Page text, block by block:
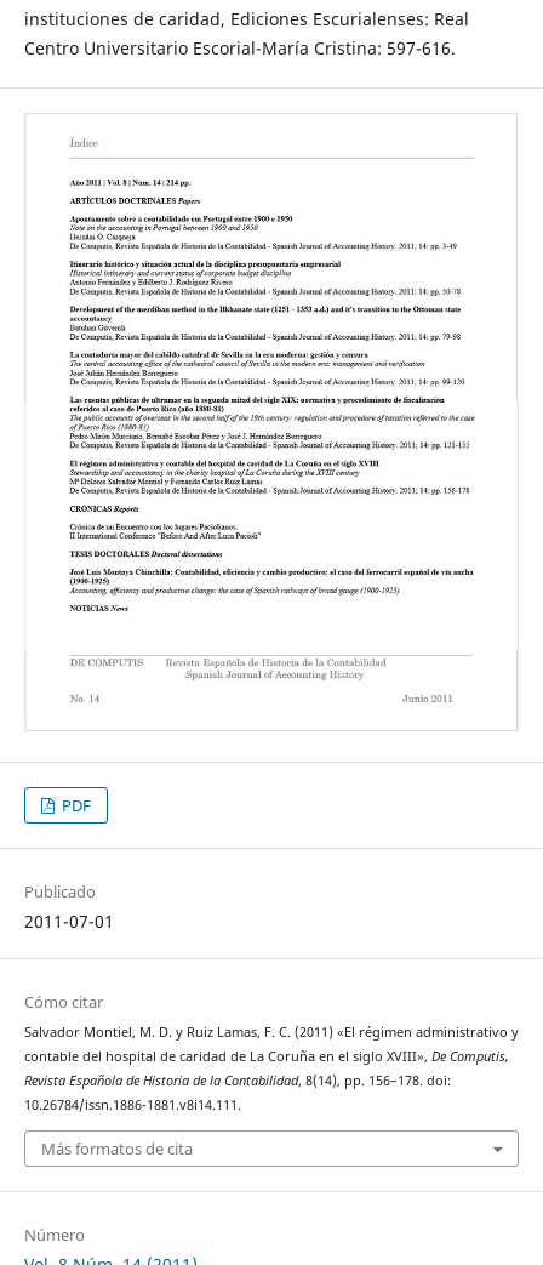
instituciones de caridad, Ediciones Escurialenses: Real
Centro Universitario Escorial-María Cristina: 597-616.
PDF
Publicado
2011-07-01
Cómo citar
Salvador Montiel, M. D. y Ruiz Lamas, F. C. (2011) «El régimen administrativo y
contable del hospital de caridad de La Coruña en el siglo XVIII», De Computis,
Revista Española de Historia de la Contabilidad, 8(14), pp. 156–178. doi:
10.26784/issn.1886-1881.v8i14.111.
Más formatos de cita
Número